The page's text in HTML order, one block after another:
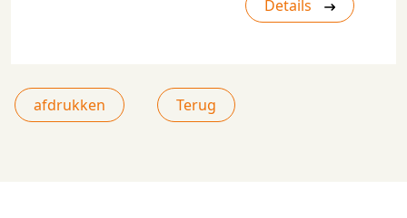
Details
afdrukken Terug